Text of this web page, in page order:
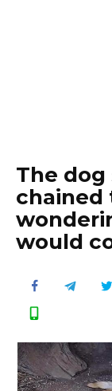
The dog
chained
would